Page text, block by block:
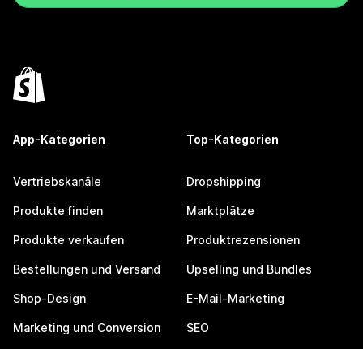
App-Kategorien
Vertriebskanäle
Produkte finden
Produkte verkaufen
Bestellungen und Versand
Shop-Design
Marketing und Conversion
Top-Kategorien
Dropshipping
Marktplätze
Produktrezensionen
Upselling und Bundles
E-Mail-Marketing
SEO